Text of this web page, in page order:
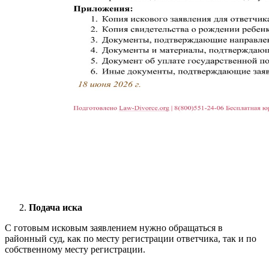
Подача иска
С готовым исковым заявлением нужно обращаться в
районный суд, как по месту регистрации ответчика, так и по
собственному месту регистрации.